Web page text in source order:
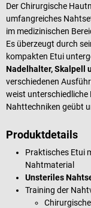
Der Chirurgische
umfangreiches
im medizinischen
Es überzeugt durch
kompakten Etui
Nadelhalter, Skalpell
verschiedenen
weist unterschiedliche
Nahttechniken geübt
Produktdetails
Praktisches Etui
Nahtmaterial
Unsteriles
Training der